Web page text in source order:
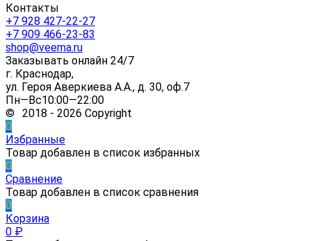
Контакты
+7 928 427-22-27
+7 909 466-23-83
shop@veema.ru
Заказывать онлайн 24/7
г. Краснодар,
ул. Героя Аверкиева А.А., д. 30, оф.7
Пн—Вс10:00—22:00
© 2018 - 2026 Copyright
0
Избранные
Товар добавлен в список избранных
0
Сравнение
Товар добавлен в список сравнения
0
Корзина
0 ₽